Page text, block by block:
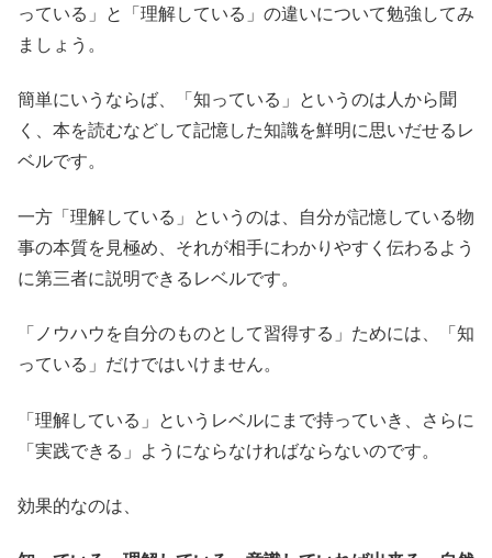
っている」と「理解している」の違いについて勉強してみ
ましょう。
簡単にいうならば、「知っている」というのは人から聞
く、本を読むなどして記憶した知識を鮮明に思いだせるレ
ベルです。
一方「理解している」というのは、自分が記憶している物
事の本質を見極め、それが相手にわかりやすく伝わるよう
に第三者に説明できるレベルです。
「ノウハウを自分のものとして習得する」ためには、「知
っている」だけではいけません。
「理解している」というレベルにまで持っていき、さらに
「実践できる」ようにならなければならないのです。
効果的なのは、